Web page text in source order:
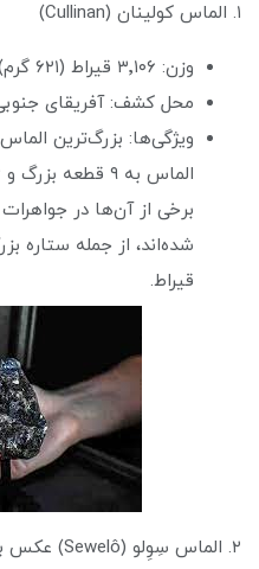
۱. الماس کولینان (Cullinan)
وزن: ۳٬۱۰۶ قیراط (۶۲۱ گرم)
محل کشف: آفریقای جنوبی
ویژگی‌ها: بزرگ‌ترین
برخی از آن‌ها در
قیراط.
۲. الماس سِوِلو (Sewelô) عکس بالا